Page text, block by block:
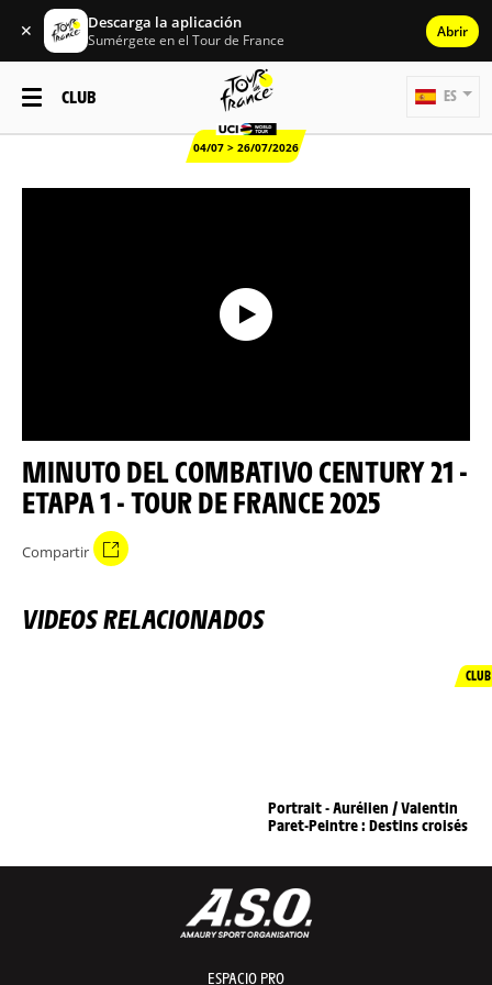
✕ Descarga la aplicación
Sumérgete en el Tour de France Abrir
CLUB
04/07 > 26/07/2026
ES
MINUTO DEL COMBATIVO CENTURY 21 -
ETAPA 1 - TOUR DE FRANCE 2025
Compartir
VIDEOS RELACIONADOS
CLUB
Portrait - Aurélien / Valentin
Paret-Peintre : Destins croisés
ESPACIO PRO